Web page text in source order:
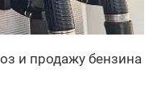
и продажу бензина